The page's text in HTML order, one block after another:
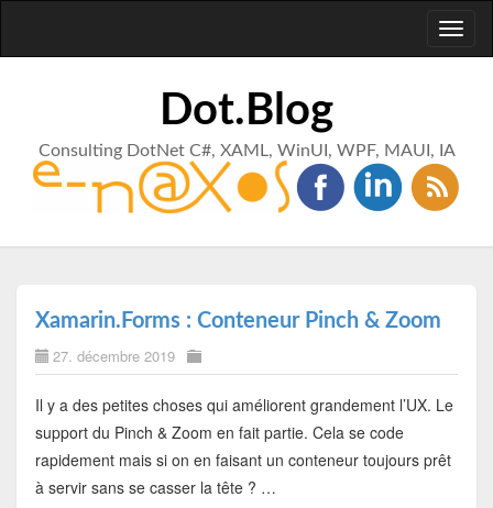
Dot.Blog
Consulting DotNet C#, XAML, WinUI, WPF, MAUI, IA
Xamarin.Forms : Conteneur Pinch & Zoom
27. décembre 2019
Il y a des petites choses qui améliorent grandement l’UX. Le
support du Pinch & Zoom en fait partie. Cela se code
rapidement mais si on en faisant un conteneur toujours prêt
à servir sans se casser la tête ? …